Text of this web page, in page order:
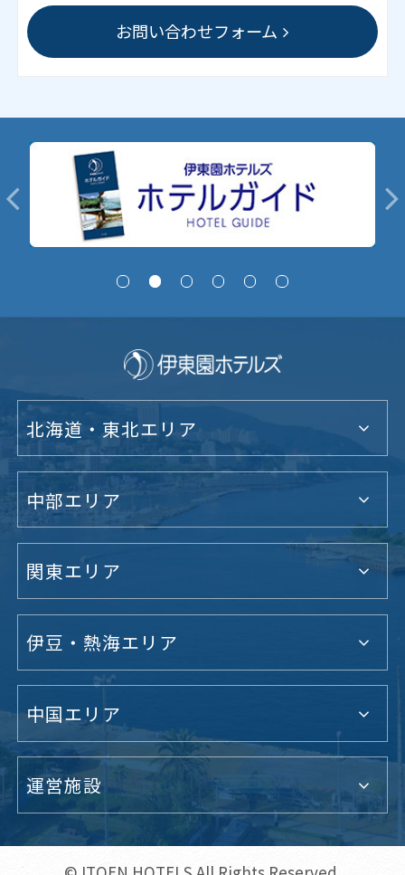
お問い合わせフォーム
北海道・東北エリア
中部エリア
関東エリア
伊豆・熱海エリア
中国エリア
運営施設